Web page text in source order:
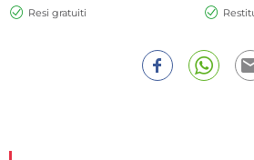
Resi gratuiti